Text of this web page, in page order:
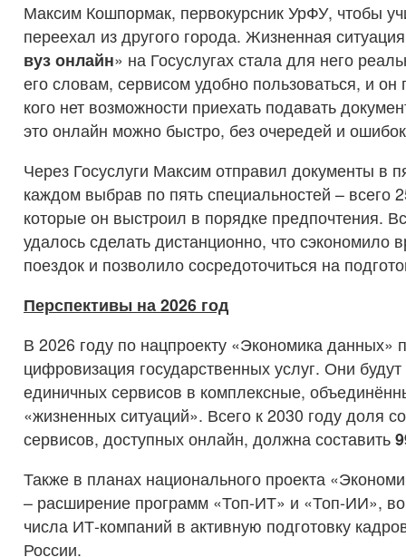
Максим Кошпормак, первокурсник УрФУ, чтобы
переехал из другого города. Жизненная
вуз онлайн» на Госуслугах стала для него
его словам, сервисом удобно пользоваться, и он
кого нет возможности приехать подавать
это онлайн можно быстро, без очередей и
Через Госуслуги Максим отправил документы в
каждом выбрав по пять специальностей – всего
которые он выстроил в порядке предпочтения.
удалось сделать дистанционно, что сэкономило
поездок и позволило сосредоточиться на
Перспективы на 2026 год
В 2026 году по нацпроекту «Экономика данных»
цифровизация государственных услуг. Они
единичных сервисов в комплексные,
«жизненных ситуаций». Всего к 2030 году доля
сервисов, доступных онлайн, должна составить
Также в планах национального проекта
– расширение программ «Топ-ИТ» и «Топ-ИИ»,
числа ИТ-компаний в активную подготовку
России.